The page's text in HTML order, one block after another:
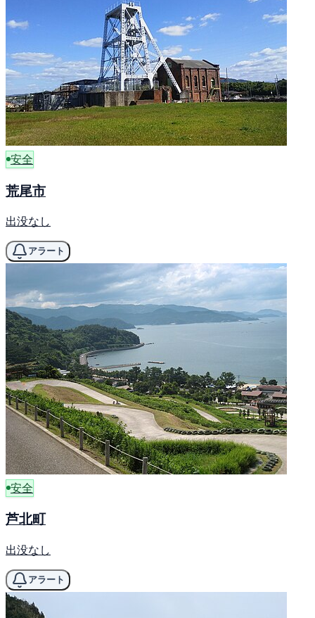
安全
荒尾市
出没なし
アラート
安全
芦北町
出没なし
アラート